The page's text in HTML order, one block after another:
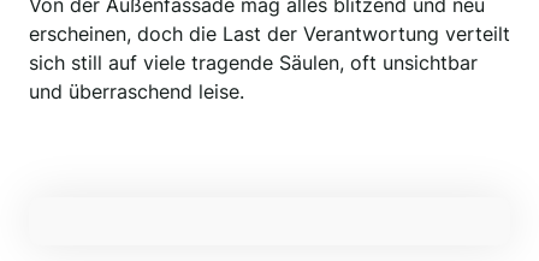
Von der Außenfassade mag alles blitzend und neu
erscheinen, doch die Last der Verantwortung verteilt
sich still auf viele tragende Säulen, oft unsichtbar
und überraschend leise.